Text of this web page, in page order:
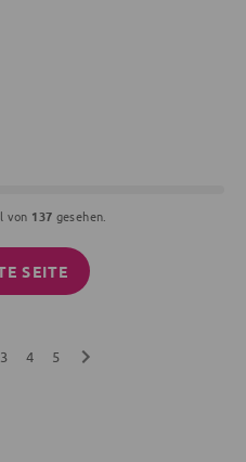
von 137 gesehen.
SEITE
3 4 5